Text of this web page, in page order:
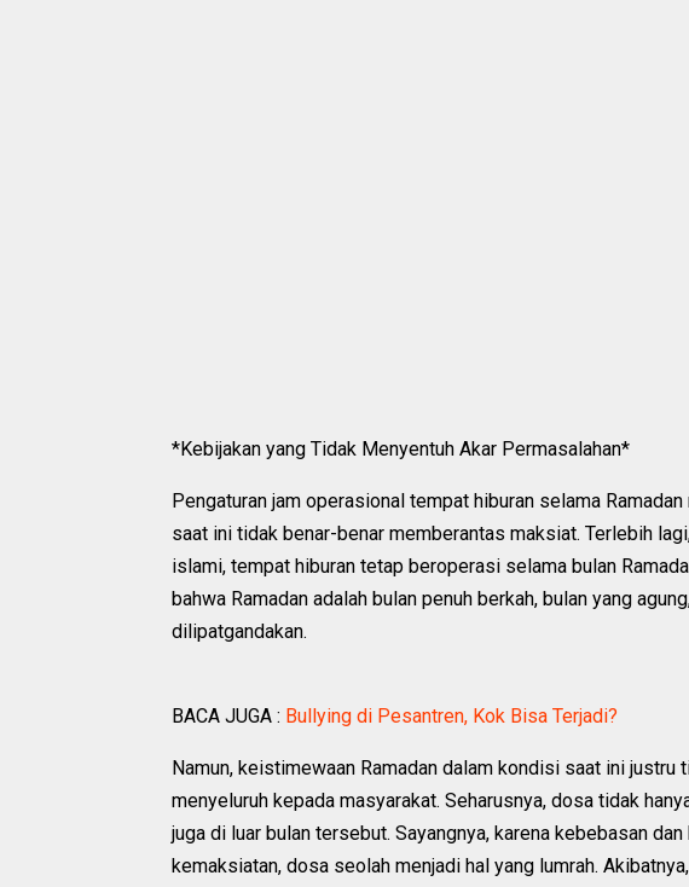
*Kebijakan yang Tidak Menyentuh Akar Permasalahan*
Pengaturan jam operasional tempat hiburan selama
saat ini tidak benar-benar memberantas maksiat. Terlebih
islami, tempat hiburan tetap beroperasi selama bulan
bahwa Ramadan adalah bulan penuh berkah, bulan yang
dilipatgandakan.
BACA JUGA : Bullying di Pesantren, Kok Bisa Terjadi?
Namun, keistimewaan Ramadan dalam kondisi saat ini justru
menyeluruh kepada masyarakat. Seharusnya, dosa tidak
juga di luar bulan tersebut. Sayangnya, karena kebebasan
kemaksiatan, dosa seolah menjadi hal yang lumrah.